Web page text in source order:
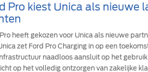
Pro kiest Unica als nieuwe
heeft gekozen voor Unica als nieuwe
zet Ford Pro Charging in op een
naadloos aansluit op het
op het volledig ontzorgen van zakelijke